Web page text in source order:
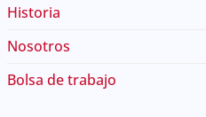
Historia
Nosotros
Bolsa de trabajo